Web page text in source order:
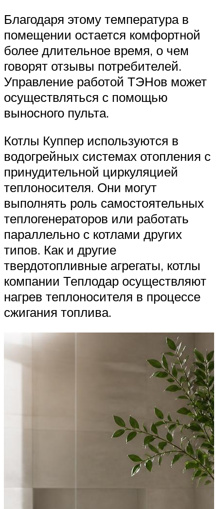
Благодаря этому температура в
помещении остается комфортной
более длительное время, о чем
говорят отзывы потребителей.
Управление работой ТЭНов может
осуществляться с помощью
выносного пульта.
Котлы Куппер используются в
водогрейных системах отопления с
принудительной циркуляцией
теплоносителя. Они могут
выполнять роль самостоятельных
теплогенераторов или работать
параллельно с котлами других
типов. Как и другие
твердотопливные агрегаты, котлы
компании Теплодар осуществляют
нагрев теплоносителя в процессе
сжигания топлива.